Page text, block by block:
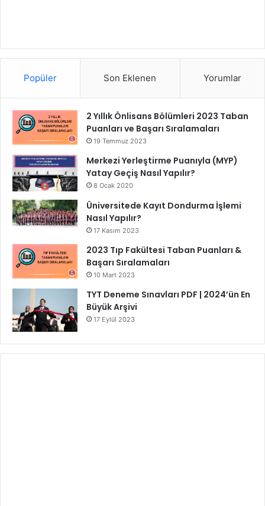
Popüler Son Eklenen Yorumlar
2 Yıllık Önlisans Bölümleri 2023 Taban
Puanları ve Başarı Sıralamaları
19 Temmuz 2023
Merkezi Yerleştirme Puanıyla (MYP)
Yatay Geçiş Nasıl Yapılır?
8 Ocak 2020
Üniversitede Kayıt Dondurma İşlemi
Nasıl Yapılır?
17 Kasım 2023
2023 Tıp Fakültesi Taban Puanları &
Başarı Sıralamaları
10 Mart 2023
TYT Deneme Sınavları PDF | 2024’ün En
Büyük Arşivi
17 Eylül 2023